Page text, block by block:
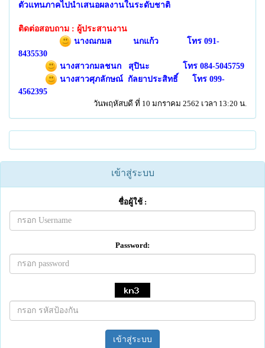
ตัวแทนภาคไปนำเสนอผลงานในระดับชาติ
ติดต่อสอบถาม : ผู้ประสานงาน
นางณกมล นกแก้ว โทร 091-
8435530
นางสาวกมลชนก สุปินะ โทร 084-5045759
นางสาวศุภลักษณ์ กัลยาประสิทธิ์ โทร 099-
4562395
วันพฤหัสบดี ที่ 10 มกราคม 2562 เวลา 13:20 น.
เข้าสู่ระบบ
ชื่อผู้ใช้ :
Password:
เข้าสู่ระบบ